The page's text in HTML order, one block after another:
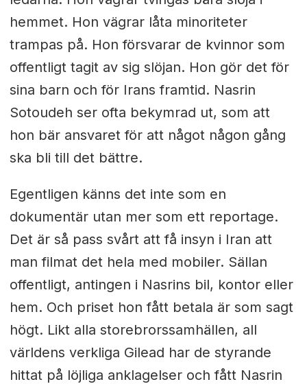
hemmet. Hon vägrar låta minoriteter
trampas på. Hon försvarar de kvinnor som
offentligt tagit av sig slöjan. Hon gör det för
sina barn och för Irans framtid. Nasrin
Sotoudeh ser ofta bekymrad ut, som att
hon bär ansvaret för att något någon gång
ska bli till det bättre.
Egentligen känns det inte som en
dokumentär utan mer som ett reportage.
Det är så pass svårt att få insyn i Iran att
man filmat det hela med mobiler. Sällan
offentligt, antingen i Nasrins bil, kontor eller
hem. Och priset hon fått betala är som sagt
högt. Likt alla storebrorssamhällen, all
världens verkliga Gilead har de styrande
hittat på löjliga anklagelser och fått Nasrin